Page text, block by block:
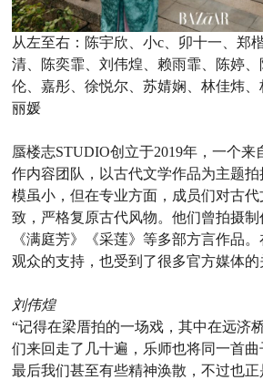
从左至右：陈宇欣、小c、卯十一、郑
清、陈奕霏、刘伟煌、赖雨霏、陈婷
伦、嘉彤、徐悦尔、苏婧娴、林佳炜
丽媛
蜃楼志STUDIO创立于2019年，一个来
作内容团队，以古代文学作品为主题
模虽小，但在专业方面，成员们对古
致，严格复原古代风物。他们曾拍摄制
《满庭芳》《采莲》等多部方言作品
观众的支持，也受到了很多官方媒体的
刘伟煌
“记得在梁厝拍的一场戏，其中在远济
们来回走了几十遍，乐师也将同一首曲
最后我们甚至有些精神涣散，不过也